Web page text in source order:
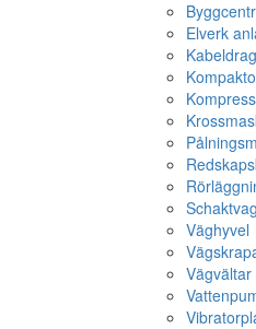
Elverk
Väghyvel
Vägvältar